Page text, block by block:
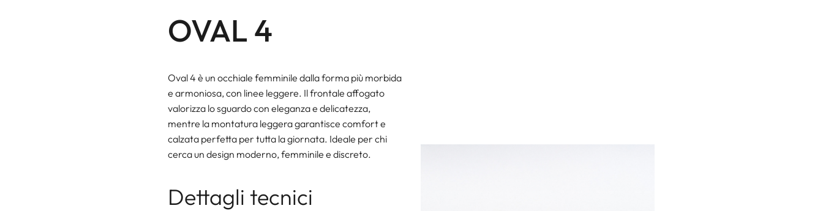
OVAL 4
Oval 4 è un occhiale femminile dalla forma più morbida
e armoniosa, con linee leggere. Il frontale affogato
valorizza lo sguardo con eleganza e delicatezza,
mentre la montatura leggera garantisce comfort e
calzata perfetta per tutta la giornata. Ideale per chi
cerca un design moderno, femminile e discreto.
Dettagli tecnici